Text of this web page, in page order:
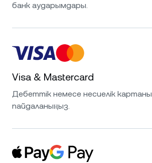
банк аударымдары.
Visa & Mastercard
Дебеттік немесе несиелік картаны
пайдаланыңыз.